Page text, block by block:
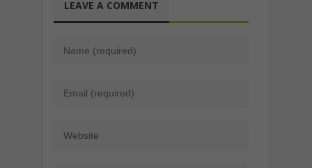
LEAVE A COMMENT